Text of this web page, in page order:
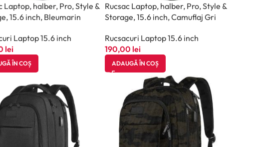
Laptop, halber, Pro, Style &
15.6 inch, Bleumarin
Laptop 15.6 inch
lei
ÎN COȘ
Rucsac Laptop, halber, Pro, Style &
Storage, 15.6 inch, Camuflaj Gri
Rucsacuri Laptop 15.6 inch
190,00 lei
ADAUGĂ ÎN COȘ